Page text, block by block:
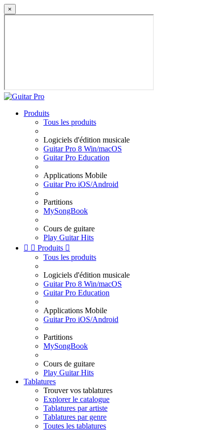
×
Produits
Tous les produits
Logiciels d'édition musicale
Guitar Pro 8 Win/macOS
Guitar Pro Education
Applications Mobile
Guitar Pro iOS/Android
Partitions
MySongBook
Cours de guitare
Play Guitar Hits
  Produits 
Tous les produits
Logiciels d'édition musicale
Guitar Pro 8 Win/macOS
Guitar Pro Education
Applications Mobile
Guitar Pro iOS/Android
Partitions
MySongBook
Cours de guitare
Play Guitar Hits
Tablatures
Trouver vos tablatures
Explorer le catalogue
Tablatures par artiste
Tablatures par genre
Toutes les tablatures